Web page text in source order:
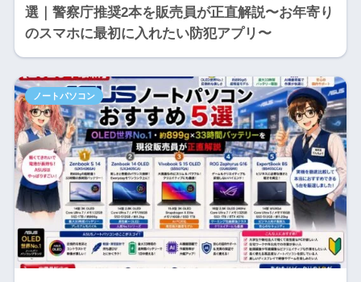
選｜警察庁推奨2本を販売員が正直解説〜お年寄り
のスマホに最初に入れたい防犯アプリ〜
ノートパソコン